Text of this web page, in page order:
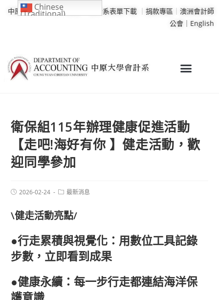
中原大學｜學校行事曆 會計系表單下載 ｜ 捐款專區 ｜ 澳洲會計師
公會｜ English
衛保組115年辦理健康促進活動
【走吧!海好有你 】健走活動，歡
迎同學參加
2026-02-24 最新消息
\健走活動亮點/
●行走累積與視覺化：用數位工具記錄
步數，立即看到成果
●健康永續：每一步行走都連結海洋保
Chinese
(Traditional)